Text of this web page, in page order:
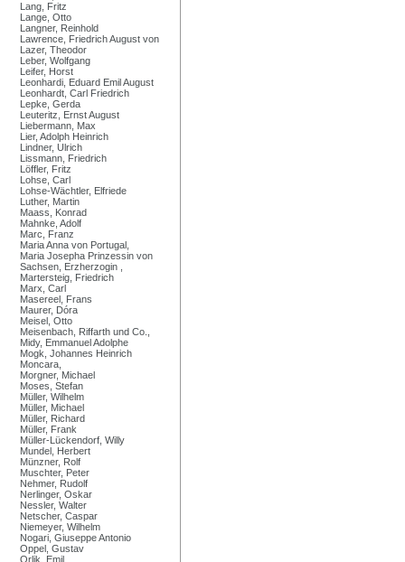
Lang, Fritz
Lange, Otto
Langner, Reinhold
Lawrence, Friedrich August von
Lazer, Theodor
Leber, Wolfgang
Leifer, Horst
Leonhardi, Eduard Emil August
Leonhardt, Carl Friedrich
Lepke, Gerda
Leuteritz, Ernst August
Liebermann, Max
Lier, Adolph Heinrich
Lindner, Ulrich
Lissmann, Friedrich
Löffler, Fritz
Lohse, Carl
Lohse-Wächtler, Elfriede
Luther, Martin
Maass, Konrad
Mahnke, Adolf
Marc, Franz
Maria Anna von Portugal,
Maria Josepha Prinzessin von
Sachsen, Erzherzogin ,
Martersteig, Friedrich
Marx, Carl
Masereel, Frans
Maurer, Dóra
Meisel, Otto
Meisenbach, Riffarth und Co.,
Midy, Emmanuel Adolphe
Mogk, Johannes Heinrich
Moncara,
Morgner, Michael
Moses, Stefan
Müller, Wilhelm
Müller, Michael
Müller, Richard
Müller, Frank
Müller-Lückendorf, Willy
Mundel, Herbert
Münzner, Rolf
Muschter, Peter
Nehmer, Rudolf
Nerlinger, Oskar
Nessler, Walter
Netscher, Caspar
Niemeyer, Wilhelm
Nogari, Giuseppe Antonio
Oppel, Gustav
Orlik, Emil